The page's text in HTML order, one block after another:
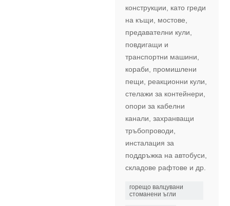
конструкции, като греди
на къщи, мостове,
предавателни кули,
повдигащи и
транспортни машини,
кораби, промишлени
пещи, реакционни кули,
стелажи за контейнери,
опори за кабелни
канали, захранващи
тръбопроводи,
инсталация за
поддръжка на автобуси,
складове рафтове и др.
горещо валцувани
стоманени ъгли